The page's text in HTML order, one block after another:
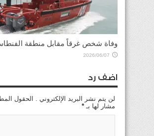
وفاة شخص غرقاً مقابل منطقة
2026/06/07
اضف رد
لن يتم نشر البريد الإلكتروني . الحقول
مشار لها بـ *